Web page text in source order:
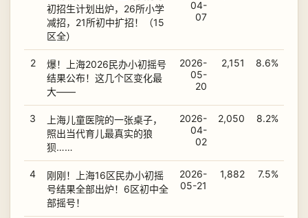
初招生计划出炉，26所小学
减招，21所初中扩招！（15
区全）
04-
07
2
爆！上海2026民办小初摇号
结果公布！这几个区变化最
大——
2026-
05-
20
2,151 8.6%
3
上海儿童医院的一张桌子，
照出当代育儿最真实的狼
狈……
2026-
04-
02
2,050 8.2%
4
刚刚！上海16区民办小初摇
号结果全部出炉！6区初中全
部摇号！
2026-
05-21
1,882 7.5%